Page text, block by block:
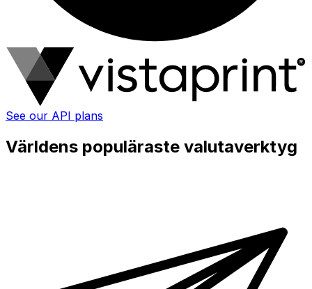
See our API plans
Världens populäraste valutaverktyg